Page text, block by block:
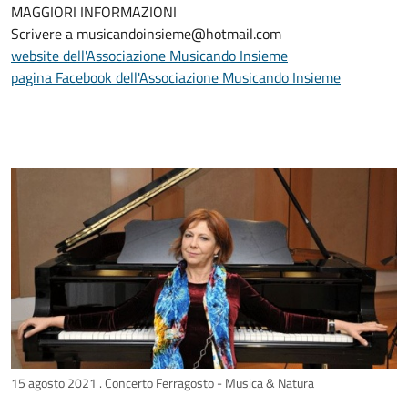
MAGGIORI INFORMAZIONI
Scrivere a musicandoinsieme@hotmail.com
website dell'Associazione Musicando Insieme
pagina Facebook dell'Associazione Musicando Insieme
15 agosto 2021 . Concerto Ferragosto - Musica & Natura